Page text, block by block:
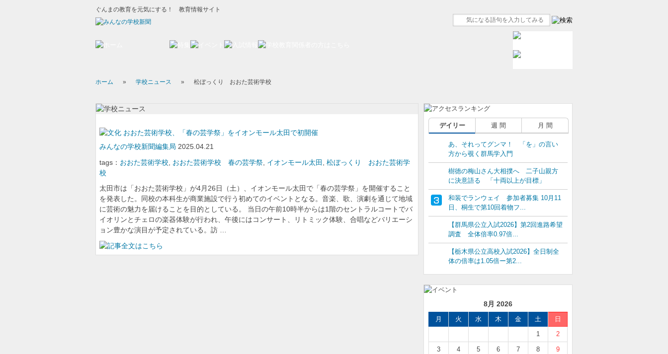
ぐんまの教育を元気にする！ 教育情報サイト
ホーム » 学校ニュース » 松ぼっくり おおた芸術学校
おおた芸術学校、「春の芸学祭」をイオンモール太田で初開催
みんなの学校新聞編集局 2025.04.21
tags： おおた芸術学校 おおた芸術学校 春の芸学祭 イオンモール太田
松ぼっくり おおた芸術学
校
太田市は「おおた芸術学校」が4月26日（土）、イオンモール太田で「春の芸学祭」を開催すること
を発表した。同校の本科生が商業施設で行う初めてのイベントとなる。音楽、歌、演劇を通じて地域
に芸術の魅力を届けることを目的としている。 当日の午前10時半からは1階のセントラルコートでバ
イオリンとチェロの楽器体験が行われ、午後にはコンサート、リトミック体験、合唱などバリエーシ
ョン豊かな演目が予定されている。訪 …
デイリー 週 間 月 間
あ、それってグンマ！ 「を」の言い
方から覗く群馬学入門
樹徳の梅山さん大相撲へ 二子山親方
に決意語る 「十両以上が目標」
和装でランウェイ 参加者募集 10月11
日、桐生で第10回着物フ...
【群馬県公立入試2026】第2回進路希望
調査 全体倍率0.97倍...
【栃木県公立高校入試2026】全日制全
体の倍率は1.05倍ー第2...
8月 2026
月 火 水 木 金 土
日
1
2
3 4 5 6 7 8 9